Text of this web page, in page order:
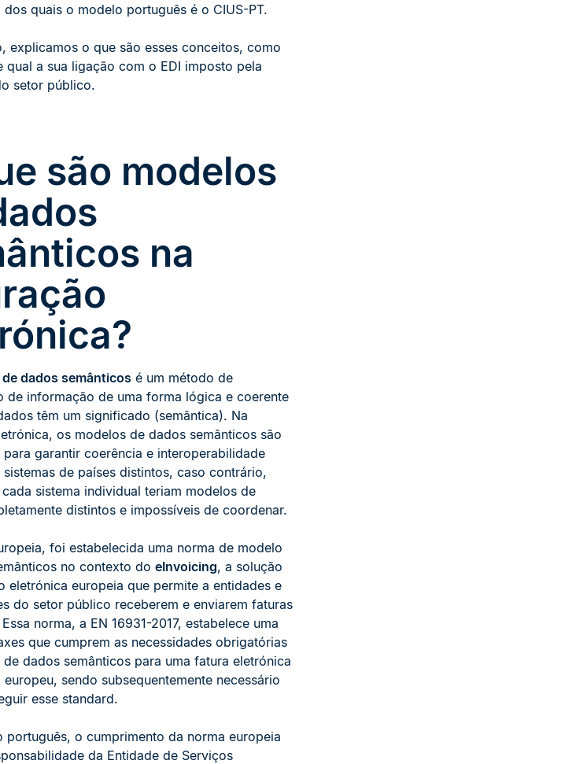
dos quais o modelo português é o CIUS-PT.
explicamos o que são esses conceitos, como
qual a sua ligação com o EDI imposto pela
setor público.
são modelos
na
dados semânticos é um método de
de informação de uma forma lógica e coerente
têm um significado (semântica). Na
os modelos de dados semânticos são
para garantir coerência e interoperabilidade
de países distintos, caso contrário,
sistema individual teriam modelos de
distintos e impossíveis de coordenar.
foi estabelecida uma norma de modelo
no contexto do eInvoicing, a solução
eletrónica europeia que permite a entidades e
do setor público receberem e enviarem faturas
norma, a EN 16931-2017, estabelece uma
que cumprem as necessidades obrigatórias
dados semânticos para uma fatura eletrónica
sendo subsequentemente necessário
esse standard.
português, o cumprimento da norma europeia
da Entidade de Serviços